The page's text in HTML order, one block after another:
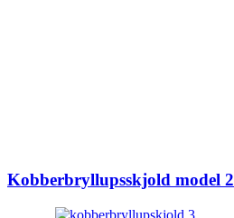
Kobberbryllupsskjold model 2